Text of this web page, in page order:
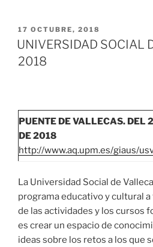
PUBLICADO
EL
17 OCTUBRE, 2018
UNIVERSIDAD SOCIAL
2018
PUENTE DE VALLECAS. DEL
DE 2018
http://www.aq.upm.es/giaus/
La Universidad Social de
programa educativo y cultural
de las actividades y los cursos
es crear un espacio de
ideas sobre los retos a los que